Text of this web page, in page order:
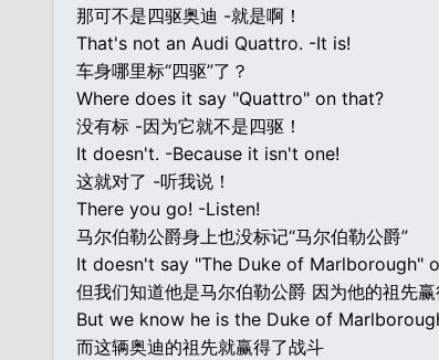
那可不是四驱奥迪 -就是啊！
That's not an Audi Quattro. -It is!
车身哪里标“四驱”了？
Where does it say "Quattro" on that?
没有标 -因为它就不是四驱！
It doesn't. -Because it isn't one!
这就对了 -听我说！
There you go! -Listen!
马尔伯勒公爵身上也没标记“马尔伯勒公爵”
It doesn't say "The Duke of Marlborough"
但我们知道他是马尔伯勒公爵 因为他的祖先
But we know he is the Duke of
而这辆奥迪的祖先就赢得了战斗